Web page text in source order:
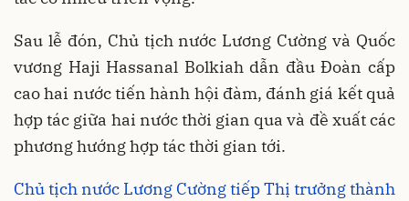
Sau lễ đón, Chủ tịch nước Lương Cường và Quốc
vương Haji Hassanal Bolkiah dẫn đầu Đoàn cấp
cao hai nước tiến hành hội đàm, đánh giá kết quả
hợp tác giữa hai nước thời gian qua và đề xuất các
phương hướng hợp tác thời gian tới.
Chủ tịch nước Lương Cường tiếp Thị trưởng thành